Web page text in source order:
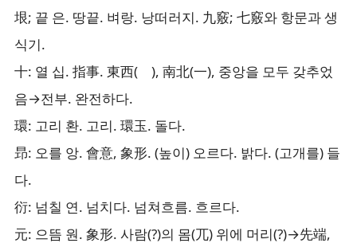
垠; 끝 은. 땅끝. 벼랑. 낭떠러지. 九竅; 七竅와 항문과 생
식기.
十: 열 십. 指事. 東西( ), 南北(一), 중앙을 모두 갖추었
음→전부. 완전하다.
環: 고리 환. 고리. 環玉. 돌다.
昻: 오를 앙. 會意, 象形. (높이) 오르다. 밝다. (고개를) 들
다.
衍: 넘칠 연. 넘치다. 넘쳐흐름. 흐르다.
元: 으뜸 원. 象形. 사람(?)의 몸(兀) 위에 머리(?)→先端,